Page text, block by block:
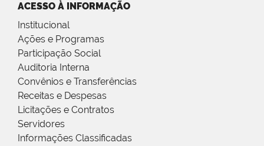
ACESSO À INFORMAÇÃO
Institucional
Ações e Programas
Participação Social
Auditoria Interna
Convênios e Transferências
Receitas e Despesas
Licitações e Contratos
Servidores
Informações Classificadas